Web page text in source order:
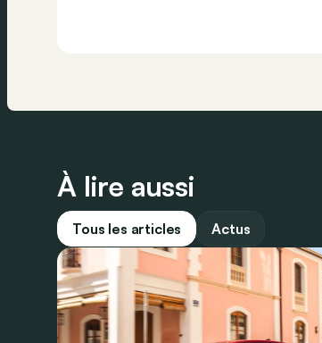
À lire aussi
Tous les articles Actus